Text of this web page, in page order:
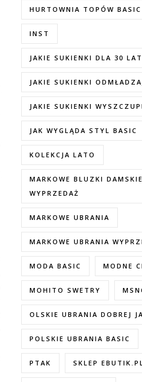
HURTOWNIA TOPÓW BASIC
INST
JAKIE SUKIENKI DLA 30
JAKIE SUKIENKI
JAKIE SUKIENKI
JAK WYGLĄDA STYL BASIC
KOLEKCJA LATO
MARKOWE BLUZKI DAMSKIE
WYPRZEDAŻ
MARKOWE UBRANIA
MARKOWE UBRANIA
MODA BASIC MODNE
MOHITO SWETRY
OLSKIE UBRANIA DOBREJ
POLSKIE UBRANIA BASIC
PTAK SKLEP